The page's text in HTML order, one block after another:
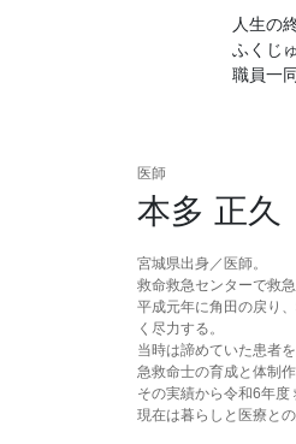
人生の
ふくじ
職員一
医師
本多 正久
宮城県出身／医師。
救命救急センターで救
平成元年に角田の戻り
く尽力する。
当時は諦めていた患者
急救命士の育成と体制作
その実績から令和6年
現在は暮らしと医療と